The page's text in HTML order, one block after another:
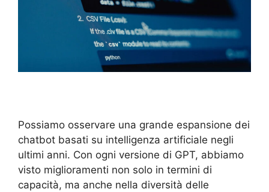
Possiamo osservare una grande espansione dei
chatbot basati su intelligenza artificiale negli
ultimi anni. Con ogni versione di GPT, abbiamo
visto miglioramenti non solo in termini di
capacità, ma anche nella diversità delle